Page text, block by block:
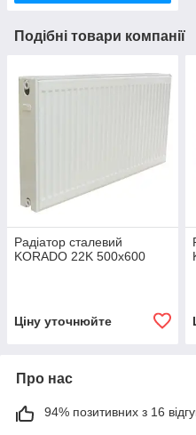
Подібні товари компанії
Радіатор сталевий
KORADO 22K 500x600
Ціну уточнюйте
Про нас
94% позитивних з 16